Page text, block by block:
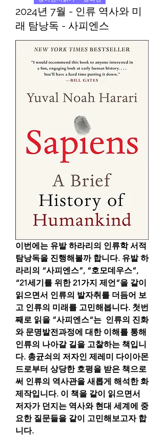
2024년 7월 - 인류 역사와 미
래 탐낭독 - 사피엔스
이번에는 유발 하라리의 인류학 서적
탐낭독을 진행해볼까 합니다. 유발 하
라리의 “사피엔스”, “호모데우스”,
“21세기를 위한 21가지 제언”을 같이
읽으면서 인류의 발자취를 더듬어 보
고 인류의 미래를 고민해봅니다. 첫번
째로 읽을 ”사피엔스“는  인류의 진화
와 문명발전과정에 대한 이해를 통해
인류의 나아갈 길을 고찰하는 책입니
다. 총균쇠의 저자인 제레미 다이아몬
드로부터 상당한 호평을 받은 책으로
써 인류의 역사관을 새롭게 해석한 화
제작입니다. 이 책을 같이 읽으면서
저자가 던지는 역사와 현대 세계에 중
요한 질문들을 같이 고민해보고자 합
니다.